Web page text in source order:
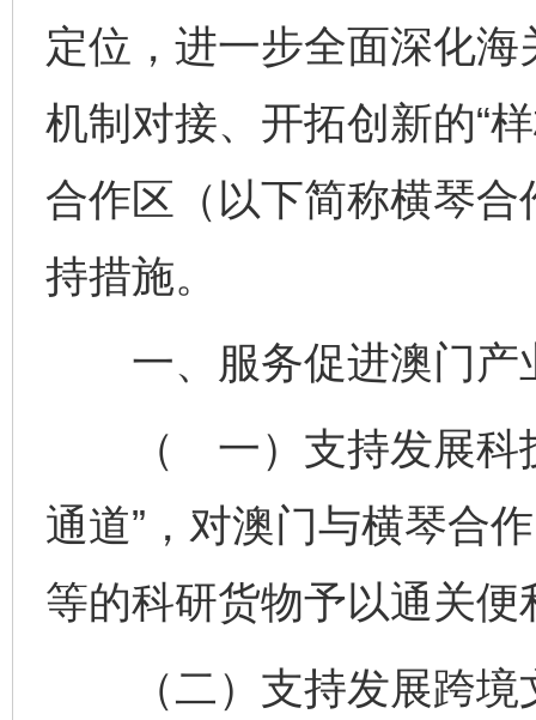
定位，进一步全面深化
机制对接、开拓创新的“
合作区（以下简称横琴
持措施。
一、服务促进澳门产
（ 一）支持发展科技
通道”，对澳门与横琴合
等的科研货物予以通关便
（二）支持发展跨境